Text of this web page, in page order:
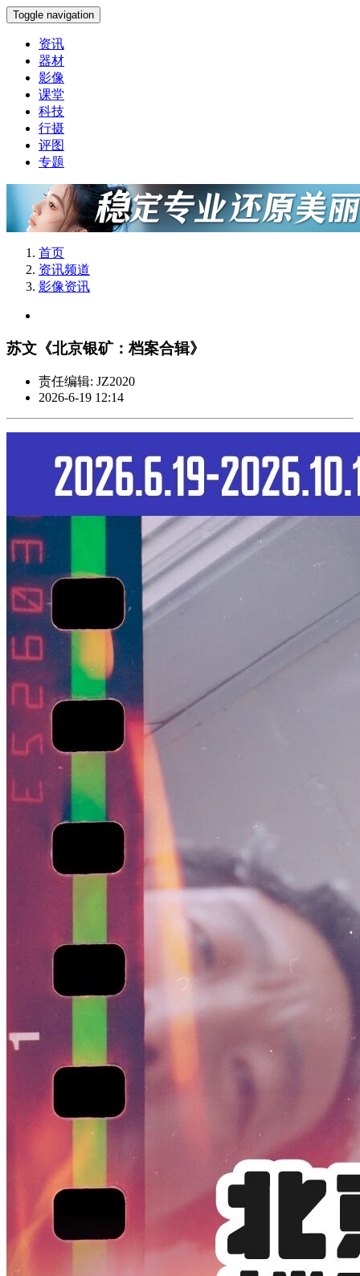
Toggle navigation
资讯
器材
影像
课堂
科技
行摄
评图
专题
首页
资讯频道
影像资讯
苏文《北京银矿：档案合辑》
责任编辑: JZ2020
2026-6-19 12:14